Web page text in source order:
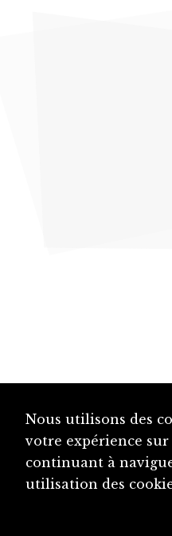
Nous utilisons des
votre expérience
continuant à
utilisation des